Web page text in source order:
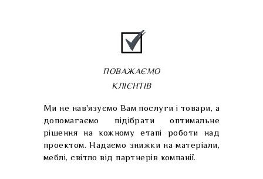
ПОВАЖАЄМО
КЛІЄНТІВ
Ми не нав'язуємо Вам послуги і товари, а
допомагаємо підібрати оптимальне
рішення на кожному етапі роботи над
проектом. Надаємо знижки на матеріали,
меблі, світло від партнерів компанії.